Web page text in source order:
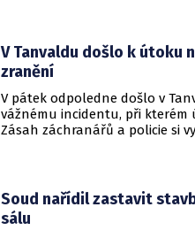
rukojmími za prezidenta
V Tanvaldu došlo k útoku
zranění
V pátek odpoledne došlo v
vážnému incidentu, při
Zásah záchranářů a policie si
Soud nařídil zastavit
sálu